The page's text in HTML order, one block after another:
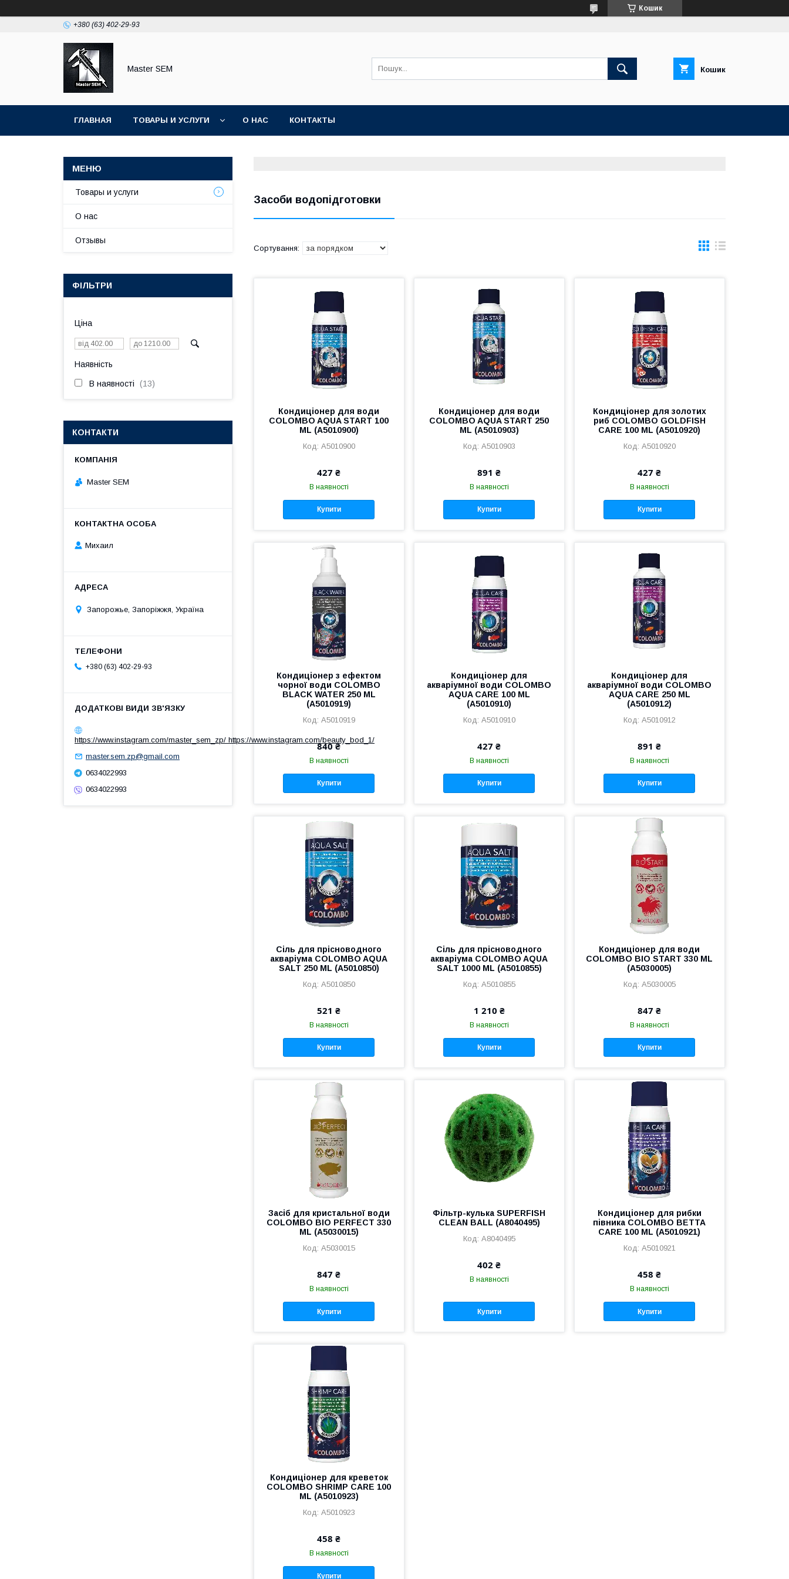
Кошик
+380 (63) 402-29-93
Master SEM Кошик
ГЛАВНАЯ ТОВАРЫ И УСЛУГИ О НАС КОНТАКТЫ
Засоби водопідготовки
Кондиціонер для води
COLOMBO AQUA START 100
ML (A5010900)
A5010900
427 ₴
В наявності
Купити
Кондиціонер для води
COLOMBO AQUA START 250
ML (A5010903)
A5010903
891 ₴
В наявності
Купити
Кондиціонер для золотих
риб COLOMBO GOLDFISH
CARE 100 ML (A5010920)
A5010920
427 ₴
В наявності
Купити
Кондиціонер з ефектом
чорної води COLOMBO
BLACK WATER 250 ML
(A5010919)
A5010919
840 ₴
В наявності
Купити
Кондиціонер для
акваріумної води COLOMBO
AQUA CARE 100 ML
(A5010910)
A5010910
427 ₴
В наявності
Купити
Кондиціонер для
акваріумної води COLOMBO
AQUA CARE 250 ML
(A5010912)
A5010912
891 ₴
В наявності
Купити
Сіль для прісноводного
акваріума COLOMBO AQUA
SALT 250 ML (A5010850)
A5010850
521 ₴
В наявності
Купити
Сіль для прісноводного
акваріума COLOMBO AQUA
SALT 1000 ML (A5010855)
A5010855
1 210 ₴
В наявності
Купити
Кондиціонер для води
COLOMBO BIO START 330 ML
(A5030005)
A5030005
847 ₴
В наявності
Купити
Засіб для кристальної води
COLOMBO BIO PERFECT 330
ML (A5030015)
A5030015
847 ₴
В наявності
Купити
Фільтр-кулька SUPERFISH
CLEAN BALL (A8040495)
A8040495
402 ₴
В наявності
Купити
Кондиціонер для рибки
півника COLOMBO BETTA
CARE 100 ML (A5010921)
A5010921
458 ₴
В наявності
Купити
Кондиціонер для креветок
COLOMBO SHRIMP CARE 100
ML (A5010923)
A5010923
458 ₴
В наявності
Купити
Товары и услуги
О нас
Отзывы
ФІЛЬТРИ
Ціна
Наявність
В наявності 13
КОНТАКТИ
Master SEM
Михаил
Запорожье, Запоріжжя, Україна
+380 (63) 402-29-93
https://www.instagram.com/master_sem_zp/ https://www.instagram.com/beauty_bod_1/
master.sem.zp@gmail.com
0634022993
0634022993